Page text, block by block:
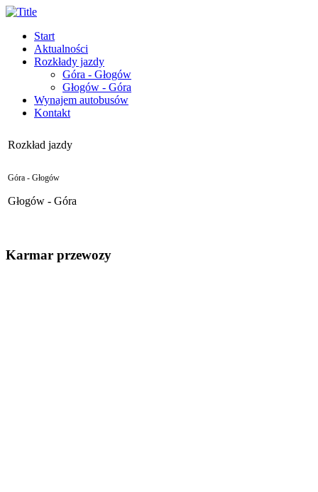
Start
Aktualności
Rozkłady jazdy
Góra - Głogów
Głogów - Góra
Wynajem autobusów
Kontakt
Rozkład jazdy
Góra - Głogów
Głogów - Góra
Karmar przewozy